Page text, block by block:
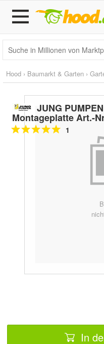
Hood › Baumarkt & Garten ›
JUNG
Montageplatte Art.-
1
In